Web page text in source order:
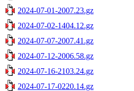
2024-07-01-2007.23.gz
2024-07-02-1404.12.gz
2024-07-07-2007.41.gz
2024-07-12-2006.58.gz
2024-07-16-2103.24.gz
2024-07-17-0220.14.gz